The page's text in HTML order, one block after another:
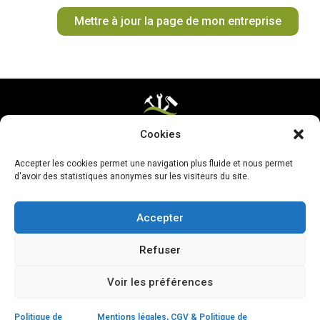
Cookies
Accepter les cookies permet une navigation plus fluide et nous permet
d'avoir des statistiques anonymes sur les visiteurs du site.
Accepter
Refuser
Voir les préférences
Politique de Mentions légales, CGV & Politique de
o
k
r
a
e
t
e
e
s
Mettre à jour la page de mon entreprise
Mettre ma page à jour